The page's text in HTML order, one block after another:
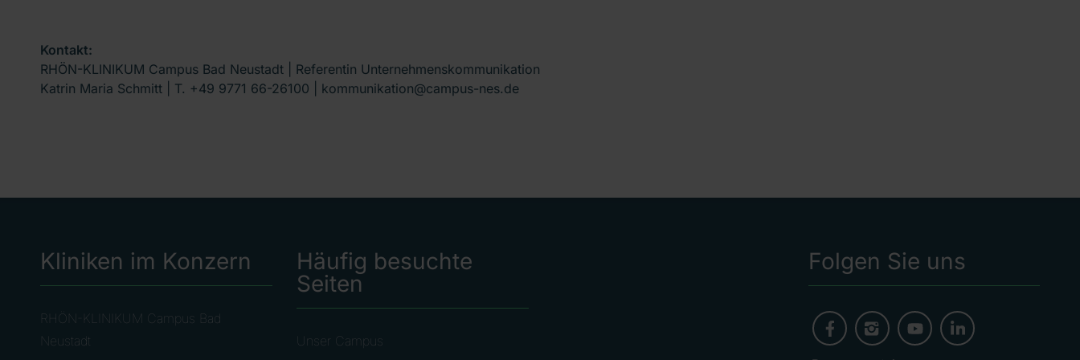
Kontakt:
RHÖN-KLINIKUM Campus Bad Neustadt | Referentin Unternehmenskommunikation
Katrin Maria Schmitt | T. +49 9771 66-26100 | kommunikation@campus-nes.de
Kliniken im Konzern
RHÖN-KLINIKUM Campus Bad
Neustadt
Häufig besuchte
Seiten
Unser Campus
Folgen Sie uns